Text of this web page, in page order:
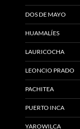
DOS DE MAYO
HUAMALÍES
LAURICOCHA
LEONCIO PRADO
PACHITEA
PUERTO INCA
YAROWILCA